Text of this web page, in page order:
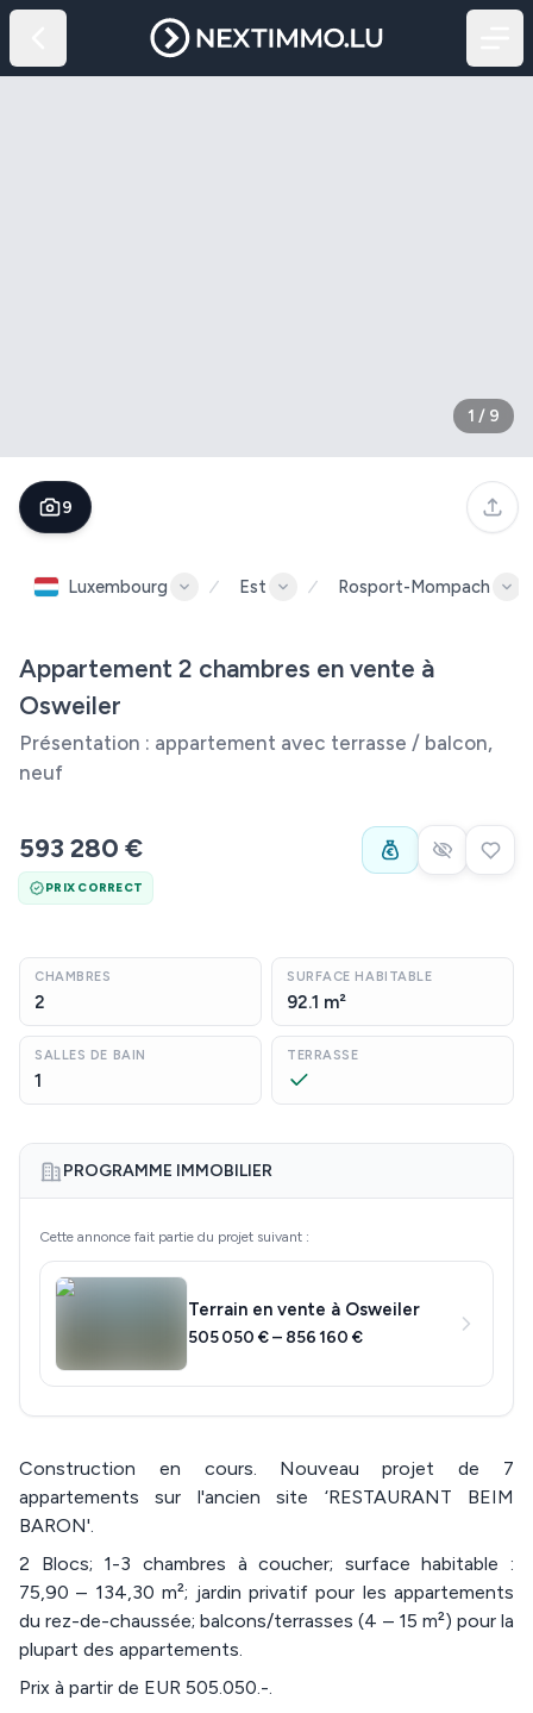
1 / 9
9
Luxembourg Est Rosport-Mompach
Appartement 2 chambres en vente à
Osweiler
Présentation : appartement avec terrasse / balcon,
neuf
593 280 €
PRIX CORRECT
CHAMBRES
2
SURFACE HABITABLE
92.1 m²
SALLES DE BAIN
1
TERRASSE
PROGRAMME IMMOBILIER
Cette annonce fait partie du projet suivant :
Terrain en vente à Osweiler
505 050 € – 856 160 €
Construction en cours. Nouveau projet de 7
appartements sur l'ancien site ‘RESTAURANT BEIM
BARON'.
2 Blocs; 1-3 chambres à coucher; surface habitable :
75,90 – 134,30 m²; jardin privatif pour les appartements
du rez-de-chaussée; balcons/terrasses (4 – 15 m²) pour la
plupart des appartements.
Prix à partir de EUR 505.050.-.